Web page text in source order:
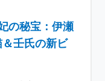
の秘宝：伊瀬
壬氏の新ビ